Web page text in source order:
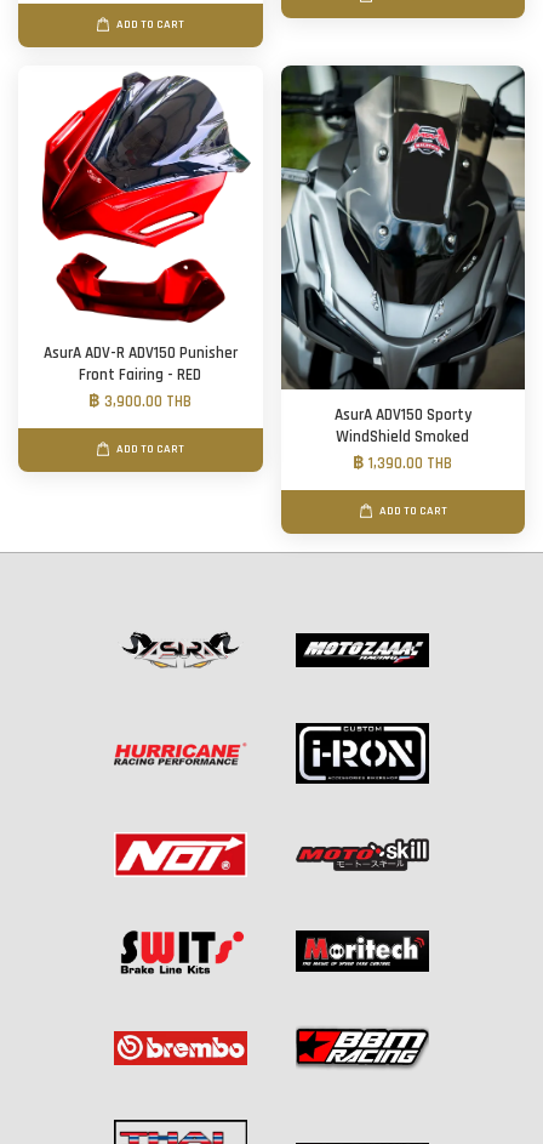
ADD TO CART
AsurA ADV-R ADV150 Punisher
Front Fairing - RED
฿ 3,900.00 THB
ADD TO CART
AsurA ADV150 Sporty
WindShield Smoked
฿ 1,390.00 THB
ADD TO CART